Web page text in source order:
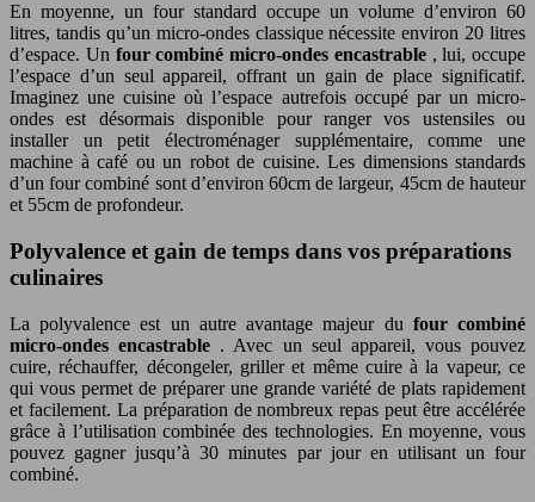
En moyenne, un four standard occupe un volume d’environ 60
litres, tandis qu’un micro-ondes classique nécessite environ 20 litres
d’espace. Un four combiné micro-ondes encastrable , lui, occupe
l’espace d’un seul appareil, offrant un gain de place significatif.
Imaginez une cuisine où l’espace autrefois occupé par un micro-
ondes est désormais disponible pour ranger vos ustensiles ou
installer un petit électroménager supplémentaire, comme une
machine à café ou un robot de cuisine. Les dimensions standards
d’un four combiné sont d’environ 60cm de largeur, 45cm de hauteur
et 55cm de profondeur.
Polyvalence et gain de temps dans vos préparations
culinaires
La polyvalence est un autre avantage majeur du four combiné
micro-ondes encastrable . Avec un seul appareil, vous pouvez
cuire, réchauffer, décongeler, griller et même cuire à la vapeur, ce
qui vous permet de préparer une grande variété de plats rapidement
et facilement. La préparation de nombreux repas peut être accélérée
grâce à l’utilisation combinée des technologies. En moyenne, vous
pouvez gagner jusqu’à 30 minutes par jour en utilisant un four
combiné.